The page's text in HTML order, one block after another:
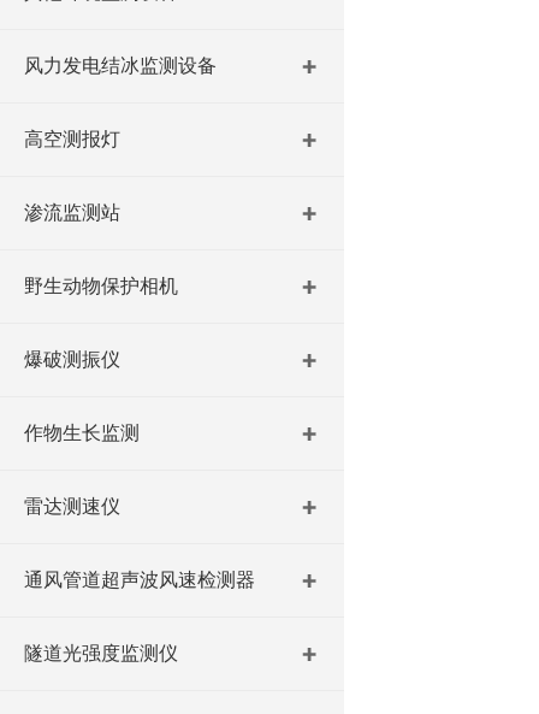
风力发电结冰监测设备
高空测报灯
渗流监测站
野生动物保护相机
爆破测振仪
作物生长监测
雷达测速仪
通风管道超声波风速检测器
隧道光强度监测仪